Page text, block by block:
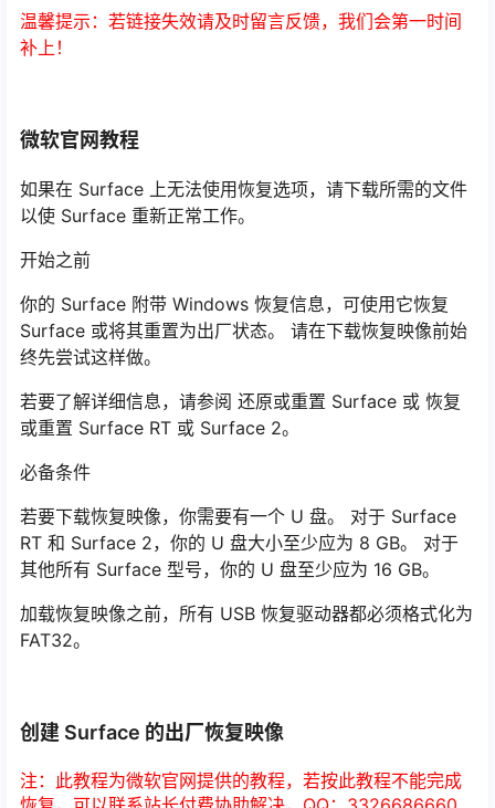
温馨提示：若链接失效请及时留言反馈，我们会第一时间
补上！
微软官网教程
如果在 Surface 上无法使用恢复选项，请下载所需的文件
以使 Surface 重新正常工作。
开始之前
你的 Surface 附带 Windows 恢复信息，可使用它恢复
Surface 或将其重置为出厂状态。 请在下载恢复映像前始
终先尝试这样做。
若要了解详细信息，请参阅 还原或重置 Surface 或 恢复
或重置 Surface RT 或 Surface 2。
必备条件
若要下载恢复映像，你需要有一个 U 盘。 对于 Surface
RT 和 Surface 2，你的 U 盘大小至少应为 8 GB。 对于
其他所有 Surface 型号，你的 U 盘至少应为 16 GB。
加载恢复映像之前，所有 USB 恢复驱动器都必须格式化为
FAT32。
创建 Surface 的出厂恢复映像
注：此教程为微软官网提供的教程，若按此教程不能完成